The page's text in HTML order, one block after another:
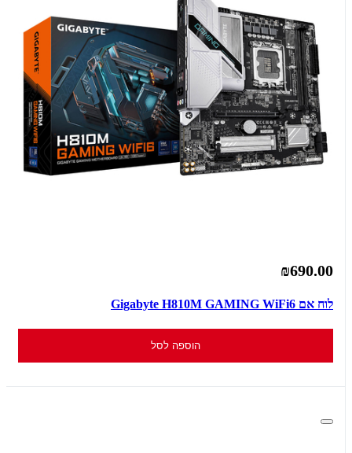
₪690.00
לוח אם Gigabyte H810M GAMING WiFi6
הוספה לסל